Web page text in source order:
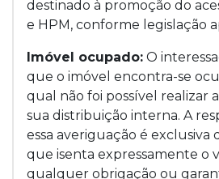
destinado à promoção do
e HPM, conforme legislação
Imóvel ocupado: O
que o imóvel encontra-se
qual não foi possível realizar
sua distribuição interna. A
essa averiguação é exclusiva
que isenta expressamente o
qualquer obrigação ou